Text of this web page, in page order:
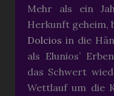
Mehr als ein
Herkunft geheim,
Dolcios in die
als Elunios’
das Schwert
Wettlauf um die